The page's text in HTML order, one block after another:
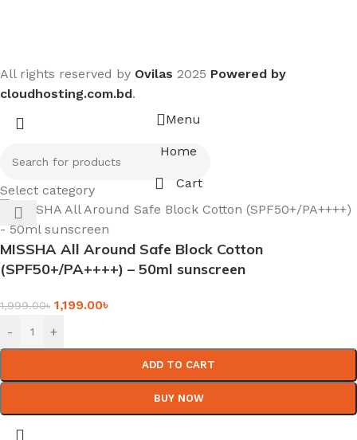
All rights reserved by Ovilas 2025 Powered by
cloudhosting.com.bd.
Select category
Menu
Home
Cart
MISSHA All Around Safe Block Cotton
(SPF50+/PA++++) – 50ml sunscreen
1,999.00৳ 1,199.00৳
- +
ADD TO CART
BUY NOW